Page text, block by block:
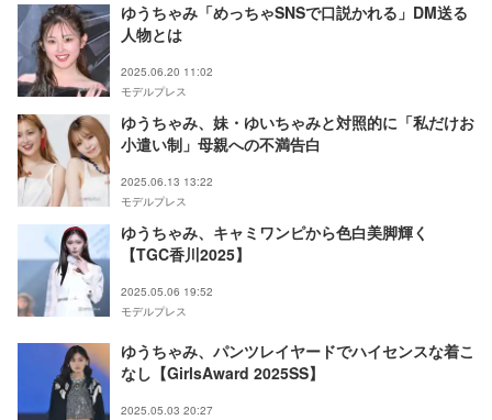
ゆうちゃみ「めっちゃSNSで口説かれる」DM送る
人物とは
2025.06.20 11:02
モデルプレス
ゆうちゃみ、妹・ゆいちゃみと対照的に「私だけお
小遣い制」母親への不満告白
2025.06.13 13:22
モデルプレス
ゆうちゃみ、キャミワンピから色白美脚輝く
【TGC香川2025】
2025.05.06 19:52
モデルプレス
ゆうちゃみ、パンツレイヤードでハイセンスな着こ
なし【GirlsAward 2025SS】
2025.05.03 20:27